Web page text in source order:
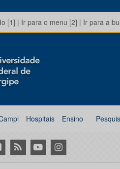
[1] | Ir para o menu [2] | Ir para a
Hospitais Ensino
RSS YoutubeInstagram